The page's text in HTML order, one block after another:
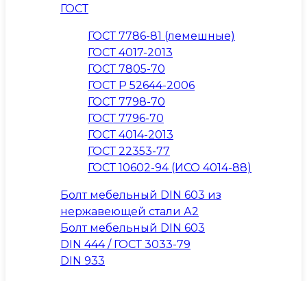
ГОСТ
ГОСТ 7786-81 (лемешные)
ГОСТ 4017-2013
ГОСТ 7805-70
ГОСТ Р 52644-2006
ГОСТ 7798-70
ГОСТ 7796-70
ГОСТ 4014-2013
ГОСТ 22353-77
ГОСТ 10602-94 (ИСО 4014-88)
Болт мебельный DIN 603 из
нержавеющей стали А2
Болт мебельный DIN 603
DIN 444 / ГОСТ 3033-79
DIN 933